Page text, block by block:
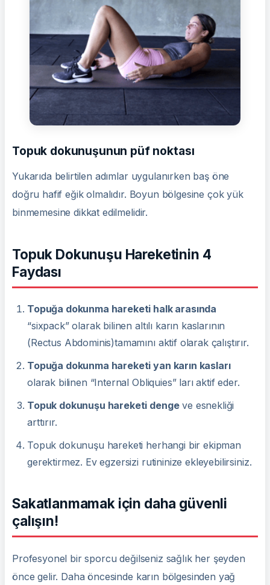
Topuk dokunuşunun püf noktası
Yukarıda belirtilen adımlar uygulanırken baş öne
doğru hafif eğik olmalıdır. Boyun bölgesine çok yük
binmemesine dikkat edilmelidir.
Topuk Dokunuşu Hareketinin 4
Faydası
Topuğa dokunma hareketi halk arasında
“sixpack” olarak bilinen altılı karın kaslarının
(Rectus Abdominis)tamamını aktif olarak çalıştırır.
Topuğa dokunma hareketi yan karın kasları
olarak bilinen “Internal Obliquies” ları aktif eder.
Topuk dokunuşu hareketi dengeve esnekliği
arttırır.
Topuk dokunuşu hareketi herhangi bir ekipman
gerektirmez. Ev egzersizi rutininize ekleyebilirsiniz.
Sakatlanmamak için daha güvenli
çalışın!
Profesyonel bir sporcu değilseniz sağlık her şeyden
önce gelir. Daha öncesinde karın bölgesinden yağ